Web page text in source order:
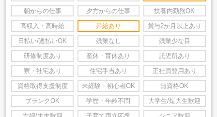
朝からの仕事 夕方からの仕事 扶養内勤務OK
高収入・高時給 昇給あり 賞与2か月以上あり
日払い/週払いOK 残業なし 残業少な目
研修制度あり 産休・育休あり 託児所あり
寮・社宅あり 住宅手当あり 正社員登用あり
資格取得支援制度 未経験・初心者OK 無資格OK
ブランクOK 学歴・年齢不問 大学生/短大生歓迎